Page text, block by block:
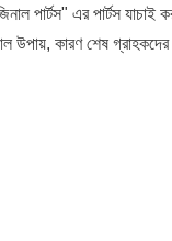
পার্টস" এর পার্টস যাচাই
উপায়, কারণ শেষ